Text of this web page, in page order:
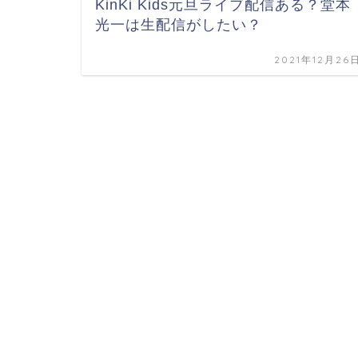
KinKi Kids元旦ライブ配信ある？堂本
光一は生配信がしたい？
2021年12月26